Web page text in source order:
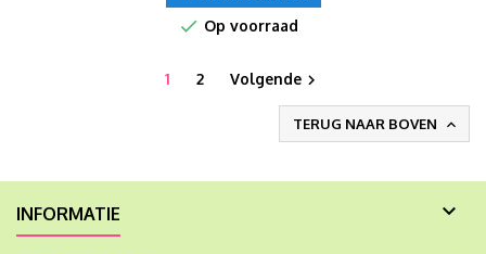
 Op voorraad
1 2 Volgende 
TERUG NAAR BOVEN 
INFORMATIE 